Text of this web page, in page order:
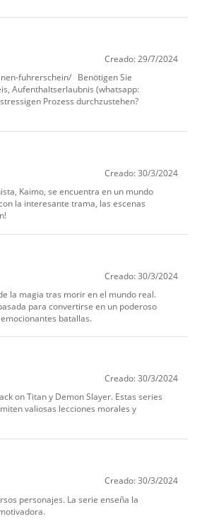
Creado: 29/7/2024
fuhrerschein/ Benötigen Sie
Aufenthaltserlaubnis (whatsapp:
Prozess durchzustehen?
Creado: 30/3/2024
Kaimo, se encuentra en un mundo
la interesante trama, las escenas
Creado: 30/3/2024
la magia tras morir en el mundo real.
para convertirse en un poderoso
batallas.
Creado: 30/3/2024
on Titan y Demon Slayer. Estas series
valiosas lecciones morales y
Creado: 30/3/2024
personajes. La serie enseña la